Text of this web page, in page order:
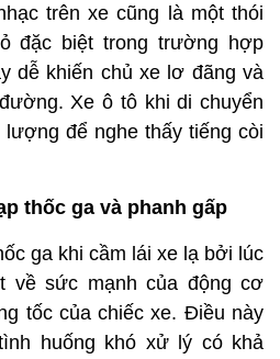
trên xe cũng là một thói
đặc biệt trong trường hợp
dễ khiến chủ xe lơ đãng và
Xe ô tô khi di chuyển
để nghe thấy tiếng còi
thốc ga và phanh gấp
ga khi cầm lái xe lạ bởi lúc
về sức mạnh của động cơ
tốc của chiếc xe. Điều này
huống khó xử lý có khả